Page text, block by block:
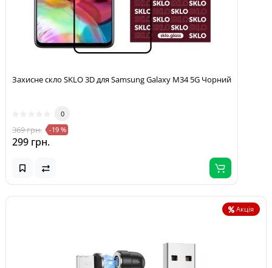
Захисне скло SKLO 3D для Samsung Galaxy M34 5G Чорний
0
369 грн. -19 %
299 грн.
Акція